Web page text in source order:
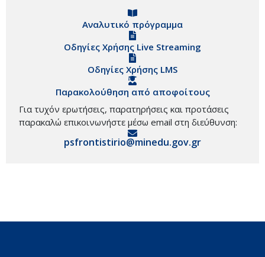
Αναλυτικό πρόγραμμα
Οδηγίες Χρήσης Live Streaming
Οδηγίες Χρήσης LMS
Παρακολούθηση από αποφοίτους
Για τυχόν ερωτήσεις, παρατηρήσεις και προτάσεις
παρακαλώ επικοινωνήστε μέσω email στη διεύθυνση:
psfrontistirio@minedu.gov.gr